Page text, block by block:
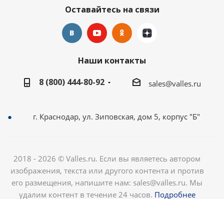
Оставайтесь на связи
Наши контакты
8 (800) 444-80-92
sales@valles.ru
г. Краснодар, ул. Зиповская, дом 5, корпус "Б"
2018 - 2026 © Valles.ru. Если вы являетесь автором
изображения, текста или другого контента и против
его размещения, напишите нам: sales@valles.ru. Мы
удалим контент в течение 24 часов. Подробнее